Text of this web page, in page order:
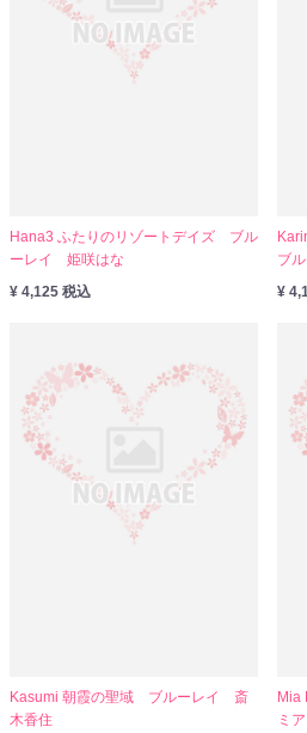
Hana3 ふたりのリゾートデイズ ブル
ーレイ 姫咲はな
¥ 4,125 税込
ブ
¥
Kasumi 朝霞の聖域 ブルーレイ 斎
木香住
Mia
ミア